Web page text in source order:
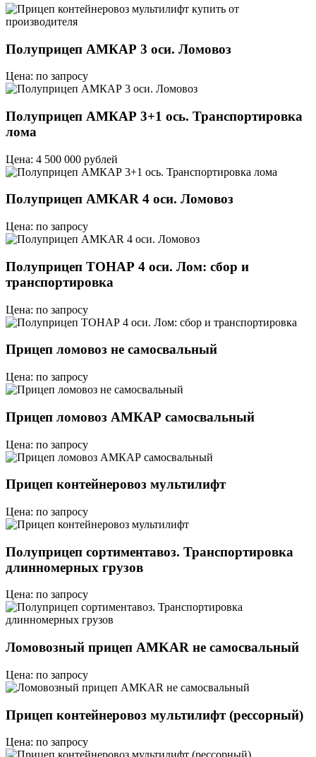
Полуприцеп АМКАР 3 оси. Ломовоз
Цена: по запросу
Полуприцеп АМКАР 3+1 ось. Транспортировка
лома
Цена: 4 500 000 рублей
Полуприцеп AMKAR 4 оси. Ломовоз
Цена: по запросу
Полуприцеп ТОНАР 4 оси. Лом: сбор и
транспортировка
Цена: по запросу
Прицеп ломовоз не самосвальный
Цена: по запросу
Прицеп ломовоз АМКАР самосвальный
Цена: по запросу
Прицеп контейнеровоз мультилифт
Цена: по запросу
Полуприцеп сортиментавоз. Транспортировка
длинномерных грузов
Цена: по запросу
Ломовозный прицеп AMKAR не самосвальный
Цена: по запросу
Прицеп контейнеровоз мультилифт (рессорный)
Цена: по запросу